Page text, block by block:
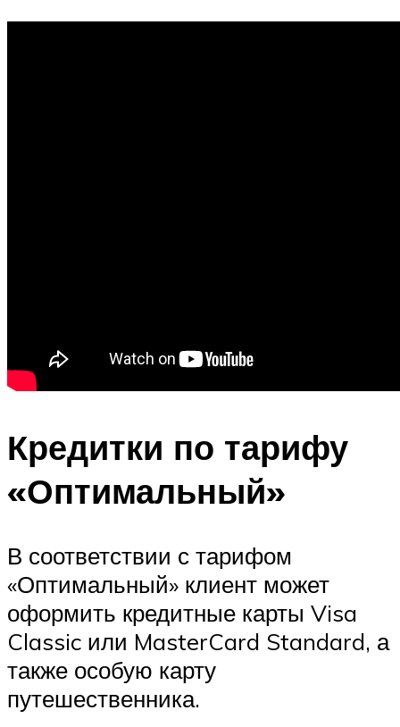
Кредитки по тарифу
«Оптимальный»
В соответствии с тарифом
«Оптимальный» клиент может
оформить кредитные карты Visa
Classic или MasterCard Standard, а
также особую карту
путешественника.